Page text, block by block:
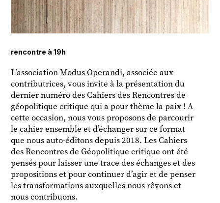
L’associationModus Operandi, associée aux
contributrices, vous invite à la présentation du
dernier numéro des Cahiers des Rencontres de
géopolitique critique qui a pour thème la paix ! A
cette occasion, nous vous proposons de parcourir
le cahier ensemble et d’échanger sur ce format
que nous auto-éditons depuis 2018. Les Cahiers
des Rencontres de Géopolitique critique ont été
pensés pour laisser une trace des échanges et des
propositions et pour continuer d’agir et de penser
les transformations auxquelles nous rêvons et
nous contribuons.
rencontre à 19h